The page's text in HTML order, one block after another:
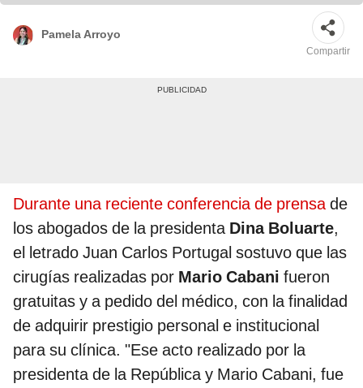
Pamela Arroyo
Compartir
Durante una reciente conferencia de prensade
los abogados de la presidenta Dina Boluarte,
el letrado Juan Carlos Portugal sostuvo que las
cirugías realizadas por Mario Cabani fueron
gratuitas y a pedido del médico, con la finalidad
de adquirir prestigio personal e institucional
para su clínica. "Ese acto realizado por la
presidenta de la República y Mario Cabani, fue